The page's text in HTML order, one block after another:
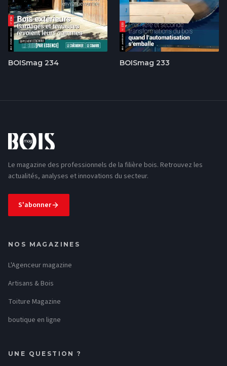
BOISmag 234 BOISmag 233
Le magazine des professionnels de la filière bois. Retrouvez les
actualités, analyses et innovations du secteur.
S'abonner
NOS MAGAZINES
L'Agenceur magazine
Artisans & Bois
Toiture Magazine
boutique en ligne
UNE QUESTION ?